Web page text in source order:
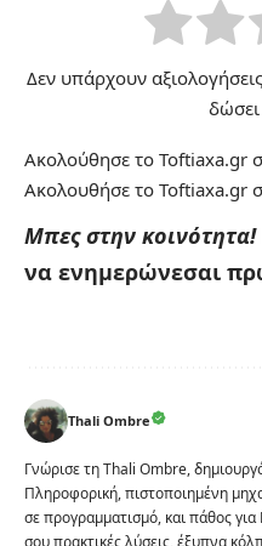
Δεν υπάρχουν
δώσει
Ακολούθησε το Toftiaxa.gr
Ακολουθήσε το Toftiaxa.gr
Μπες στην κοινότητα!
να ενημερώνεσαι
Thali Ombre
Γνώρισε τη Thali Ombre,
Πληροφορική, πιστοποιημένη
σε προγραμματισμό, και πάθος
σου πρακτικές λύσεις, έξυπνα